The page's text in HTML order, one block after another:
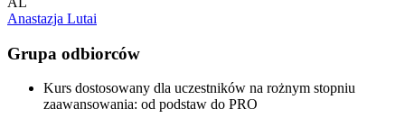
Anastazja Lutai
Grupa odbiorców
Kurs dostosowany dla uczestników na rożnym stopniu
zaawansowania: od podstaw do PRO